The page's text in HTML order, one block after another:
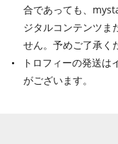
合であっても、
ジタルコンテンツま
せん。予めご了承く
トロフィーの発送
がございます。